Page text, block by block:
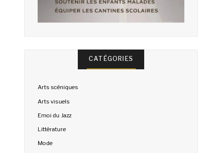
CATÉGORIES
Arts scéniques
Arts visuels
Emoi du Jazz
Littérature
Mode